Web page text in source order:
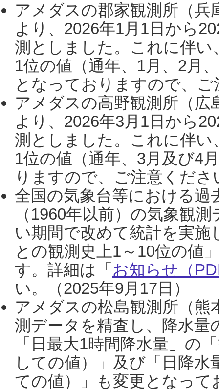
アメダスの郡家観測所（
より、2026年1月1日から
測としました。これに伴い
1位の値（通年、1月、2月
となっておりますので、
アメダスの高野観測所（
より、2026年3月1日から
測としました。これに伴い
1位の値（通年、3月及び4
りますので、ご注意くだ
全国の気象台等における過
（1960年以前）の気象観
い期間で改めて統計を実
との観測史上1～10位の値
す。詳細は「 お知らせ（
い。（2025年9月17日）
アメダスの松島観測所（熊
測データを精査し、降水
「日最大1時間降水量」の
しての値）」及び「日降
ての値）」も変更となっ